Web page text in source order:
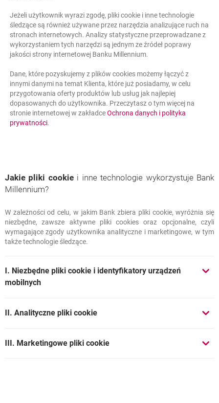
Jeżeli użytkownik wyrazi zgodę, pliki cookie i inne technologie
śledzące są również używane przez narzędzia analizujące ruch na
stronach internetowych. Analizy statystyczne przeprowadzane z
wykorzystaniem tych narzędzi są jednym ze źródeł poprawy
jakości strony internetowej Banku Millennium.
Dane, które pozyskujemy z plików cookies możemy łączyć z
innymi danymi na temat Klienta, które już posiadamy, w celu
przygotowania oferty produktów lub usług jak najlepiej
dopasowanych do użytkownika. Przeczytasz o tym więcej na
stronie internetowej w zakładceOchrona danych i polityka
prywatności.
Jakie pliki cookiei inne technologie wykorzystuje Bank
Millennium?
Jakie pliki cookiei inne technologie wykorzystuje Bank Millennium?
W zależności od celu, w jakim Bank zbiera pliki cookie, wyróżnia się
niezbędne, zawsze aktywne pliki cookies oraz opcjonalne, czyli
wymagające zgody użytkownika analityczne i marketingowe, w tym
także technologie śledzące.
I. Niezbędne pliki cookie i identyfikatory urządzeń
mobilnych
II. Analityczne pliki cookie
III. Marketingowe pliki cookie